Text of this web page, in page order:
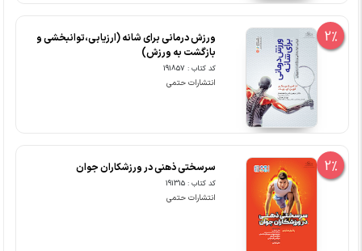
2%
ورزش درمانی برای شانه (ارزیابی،توانبخشی و
بازگشت به ورزش)
کد کتاب : 191857
انتشارات حتمی
2% سرسختی ذهنی در ورزشکاران جوان
کد کتاب : 191315
انتشارات حتمی